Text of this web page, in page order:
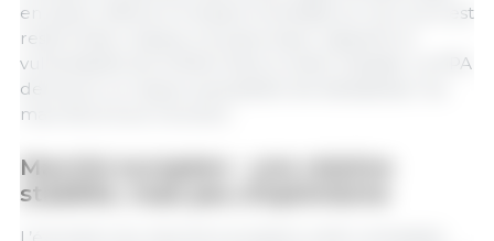
en place. Même si l’impact immédiat sur les cours est
resté limité, chaque nouveau foyer rappelle la
vulnérabilité de la filière face à cette maladie. La PPA
demeure un risque susceptible de déstabiliser les
marchés à tout moment.
Marché européen : une relative
stabilité, mais peu d’optimisme
L’évolution du marché européen a été contrastée.